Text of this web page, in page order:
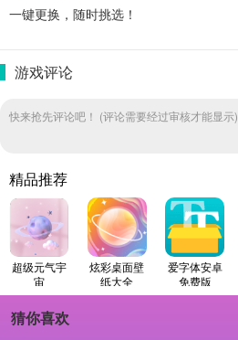
一键更换，随时挑选！
游戏评论
快来抢先评论吧！ (评论需要经过审核才能显示)
精品推荐
超级元气宇
宙
炫彩桌面壁
纸大全
爱字体安卓
免费版
猜你喜欢